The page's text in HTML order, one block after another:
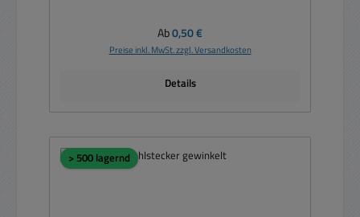
Regulärer Preis:
Ab0,50 €
Preise inkl. MwSt. zzgl. Versandkosten
Details
> 500 lagernd